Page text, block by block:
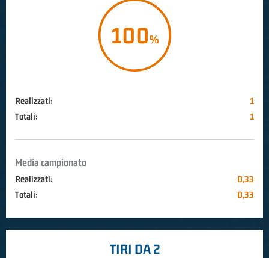
100
Realizzati:
1
Totali:
1
Media campionato
Realizzati:
0,33
Totali:
0,33
TIRI DA 2